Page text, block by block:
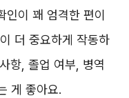
인이 꽤 엄격한 편이
더 중요하게 작동하
항, 졸업 여부, 병역
게 좋아요.